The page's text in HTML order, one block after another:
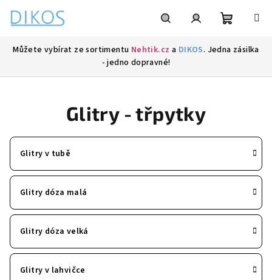
obsah
Můžete vybírat ze sortimentu Nehtik.cz a DIKOS. Jedna zásilka
- jedno dopravné!
Glitry - třpytky
Glitry v tubě
Glitry dóza malá
Glitry dóza velká
Glitry v lahvičce